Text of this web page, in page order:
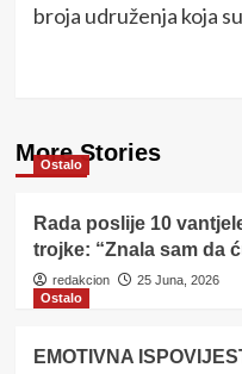
broja udruženja koja
More Stories
Ostalo
Rada poslije 10
trojke: “Znala sam da
redakcion
25 Juna, 2026
Ostalo
EMOTIVNA